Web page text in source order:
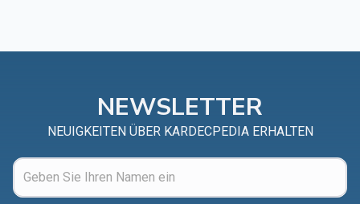
NEWSLETTER
NEUIGKEITEN ÜBER KARDECPEDIA ERHALTEN